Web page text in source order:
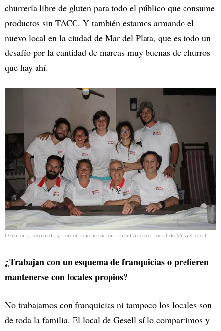
churrería libre de gluten para todo el público que consume
productos sin TACC. Y también estamos armando el
nuevo local en la ciudad de Mar del Plata, que es todo un
desafío por la cantidad de marcas muy buenas de churros
que hay ahí.
Primera, segunda y tercera generación familiar en el local de Villa Gesell.
¿Trabajan con un esquema de franquicias o prefieren
mantenerse con locales propios?
No trabajamos con franquicias ni tampoco los locales son
de toda la familia. El local de Gesell sí lo compartimos y